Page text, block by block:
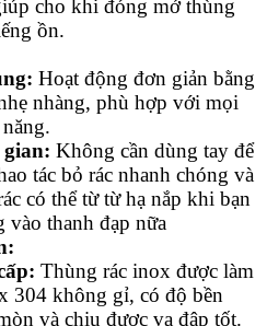
cho khi đóng mở thùng
ồn.
Hoạt động đơn giản bằng
nhàng, phù hợp với mọi
Không cần dùng tay để
tác bỏ rác nhanh chóng và
có thể từ từ hạ nắp khi bạn
vào thanh đạp nữa
Thùng rác inox được làm
304 không gỉ, có độ bền
và chịu được va đập tốt.